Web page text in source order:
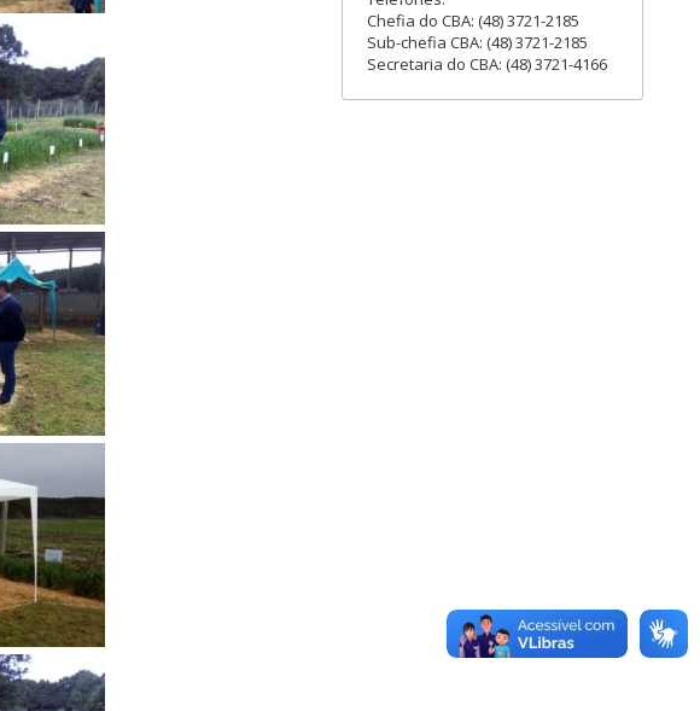
Chefia do CBA: (48) 3721-2185
Sub-chefia CBA: (48) 3721-2185
Secretaria do CBA: (48) 3721-4166